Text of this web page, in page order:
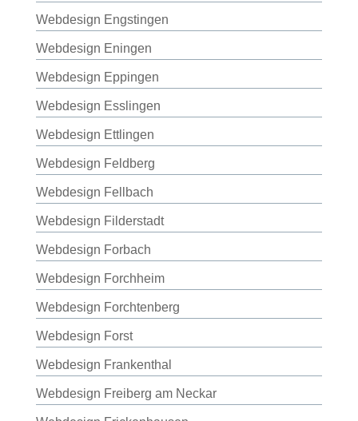
Webdesign Engstingen
Webdesign Eningen
Webdesign Eppingen
Webdesign Esslingen
Webdesign Ettlingen
Webdesign Feldberg
Webdesign Fellbach
Webdesign Filderstadt
Webdesign Forbach
Webdesign Forchheim
Webdesign Forchtenberg
Webdesign Forst
Webdesign Frankenthal
Webdesign Freiberg am Neckar